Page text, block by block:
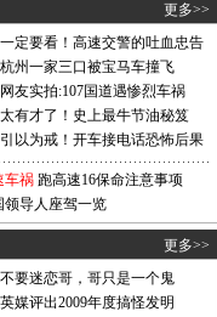
更多>>
一定要看！高速交警的吐血忠告
杭州一家三口被宝马车撞飞
网友实拍:107国道遇惨烈车祸
太有才了！史上最牛节油秘笈
引以为戒！开车接电话恐怖后果
车祸 跑高速16保命注意事项
领导人座驾一览
更多>>
不要迷恋哥，哥只是一个鬼
英媒评出2009年度搞怪发明